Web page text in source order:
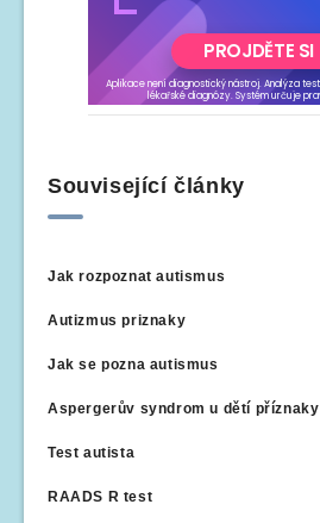
Související články
Jak rozpoznat autismus
Autizmus priznaky
Jak se pozna autismus
Aspergerův syndrom u dětí příznaky
Test autista
RAADS R test